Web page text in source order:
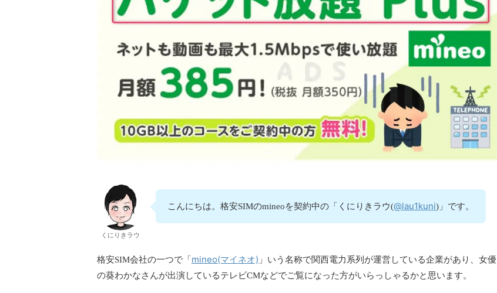
くにりきラウ
こんにちは。格安SIMのmineoを契約中の「くにりきラウ(@lau1kuni)」です。
格安SIM会社の一つで「 mineo(マイネオ) 」いう名称で関西電力系列が運営している企業があり、女優
の葵わかなさんが出演しているテレビCMなどでご覧になった方がいらっしゃるかと思います。